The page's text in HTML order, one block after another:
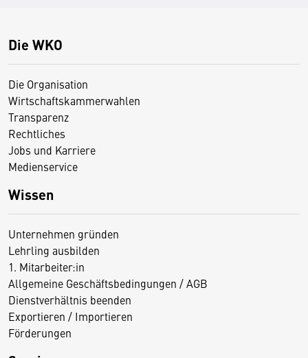
Die WKO
Die Organisation
Wirtschaftskammerwahlen
Transparenz
Rechtliches
Jobs und Karriere
Medienservice
Wissen
Unternehmen gründen
Lehrling ausbilden
1. Mitarbeiter:in
Allgemeine Geschäftsbedingungen / AGB
Dienstverhältnis beenden
Exportieren / Importieren
Förderungen